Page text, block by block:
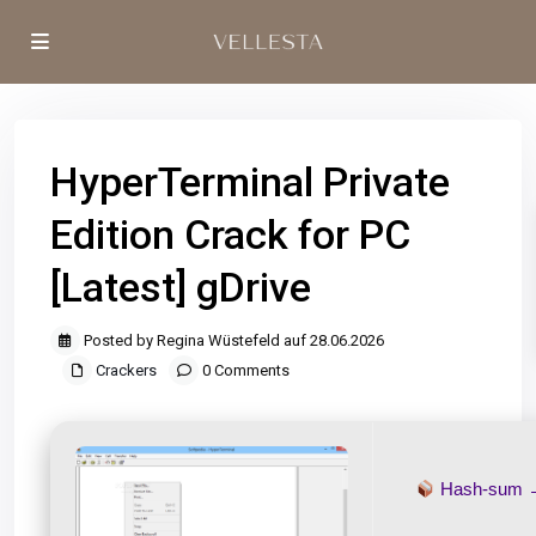
HyperTerminal Private
Edition Crack for PC
[Latest] gDrive
Posted by Regina Wüstefeld auf 28.06.2026
Crackers
0 Comments
Hash-